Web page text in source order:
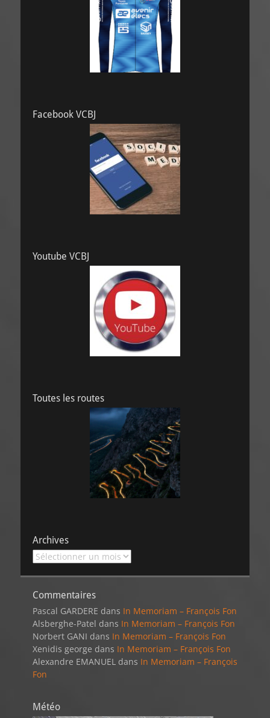
Facebook VCBJ
Youtube VCBJ
Toutes les routes
Archives
Archives
Commentaires
Pascal GARDERE dans In Memoriam – François Fon
Alsberghe-Patel dans In Memoriam – François Fon
Norbert GANI dans In Memoriam – François Fon
Xenidis george dans In Memoriam – François Fon
Alexandre EMANUEL dans In Memoriam – François
Fon
Météo